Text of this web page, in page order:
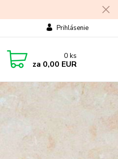
Prihlásenie
0 ks
za 0,00 EUR